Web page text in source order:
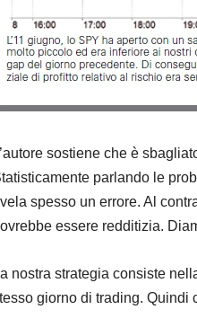
sostiene che è
parlando le
spesso un errore. Al
essere redditizia.
nostra strategia consiste
giorno di trading. Quindi